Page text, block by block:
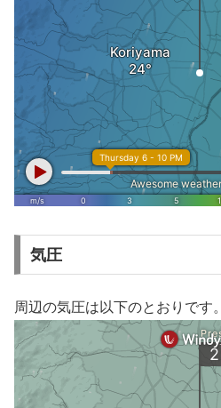
気圧
周辺の気圧は以下のとおりです。